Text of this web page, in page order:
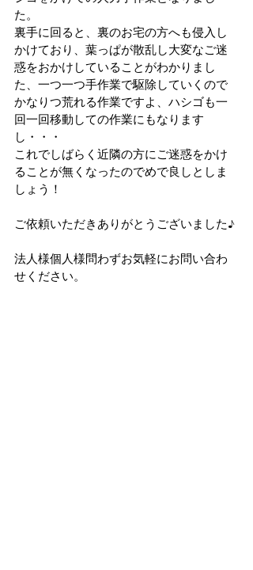
た。
裏手に回ると、裏のお宅の方へも侵入し
かけており、葉っぱが散乱し大変なご迷
惑をおかけしていることがわかりまし
た、一つ一つ手作業で駆除していくので
かなりつ荒れる作業ですよ、ハシゴも一
回一回移動しての作業にもなります
し・・・
これでしばらく近隣の方にご迷惑をかけ
ることが無くなったのでめで良しとしま
しょう！
ご依頼いただきありがとうございました♪
法人様個人様問わずお気軽にお問い合わ
せください。